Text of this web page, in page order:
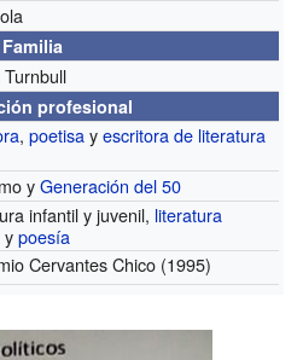
Familia
Turnbull
profesional
,poetisayescritora de literatura
yGeneración del 50
infantil y juvenil, literatura
ypoesía
Cervantes Chico (1995)